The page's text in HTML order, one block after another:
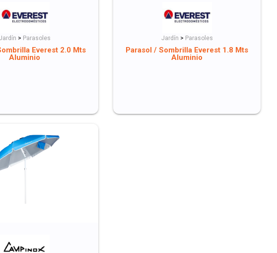
> Parasoles
Everest 2.0 Mts
Aluminio
Jardín > Parasoles
Parasol / Sombrilla Everest 1.8 Mts
Aluminio